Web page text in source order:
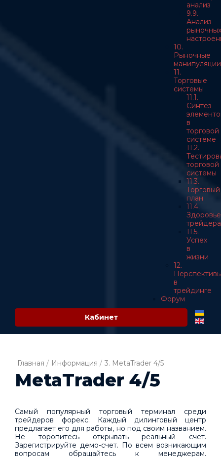
анализ
9.9.
Анализ
рыночных
10.
Рыночные
манипуляции
11.
Торговые
системы
11.1.
Синтез
в
торговой
системе
11.2.
торговой
системы
11.3.
Торговый
план
11.4.
Здоровье
трейдера
11.5.
Успех
в
жизни
12.
в
трейдинге
Форум
Кабинет
Главная / Информация / 3. MetaTrader 4/5
MetaTrader 4/5
Самый популярный торговый терминал среди
трейдеров форекс. Каждый дилинговый центр
предлагает его для работы, но под своим названием.
Не торопитесь открывать реальный счет.
Зарегистрируйте демо-счет. По всем возникающим
вопросам обращайтесь к менеджерам.